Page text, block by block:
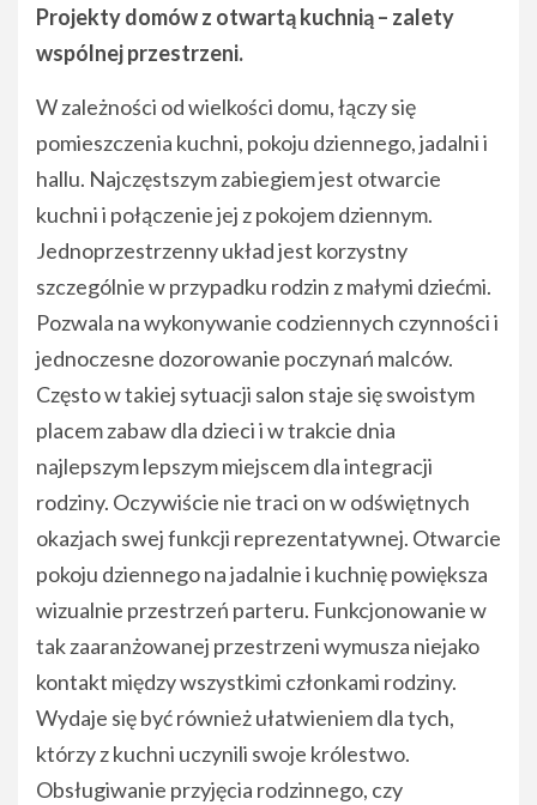
Projekty domów z otwartą kuchnią – zalety
wspólnej przestrzeni.
W zależności od wielkości domu, łączy się
pomieszczenia kuchni, pokoju dziennego, jadalni i
hallu. Najczęstszym zabiegiem jest otwarcie
kuchni i połączenie jej z pokojem dziennym.
Jednoprzestrzenny układ jest korzystny
szczególnie w przypadku rodzin z małymi dziećmi.
Pozwala na wykonywanie codziennych czynności i
jednoczesne dozorowanie poczynań malców.
Często w takiej sytuacji salon staje się swoistym
placem zabaw dla dzieci i w trakcie dnia
najlepszym lepszym miejscem dla integracji
rodziny. Oczywiście nie traci on w odświętnych
okazjach swej funkcji reprezentatywnej. Otwarcie
pokoju dziennego na jadalnie i kuchnię powiększa
wizualnie przestrzeń parteru. Funkcjonowanie w
tak zaaranżowanej przestrzeni wymusza niejako
kontakt między wszystkimi członkami rodziny.
Wydaje się być również ułatwieniem dla tych,
którzy z kuchni uczynili swoje królestwo.
Obsługiwanie przyjęcia rodzinnego, czy